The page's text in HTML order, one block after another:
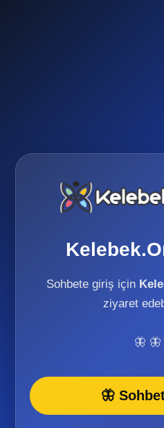
Sohbete giriş için
ziyaret
🦋 🦋
🦋